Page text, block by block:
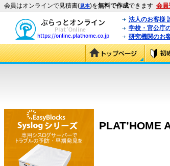
会員はオンラインで見積書(見本)を無料で作成できます 会員
法人のお客様
学校・官公庁
研究機関のお
PLAT’HOME